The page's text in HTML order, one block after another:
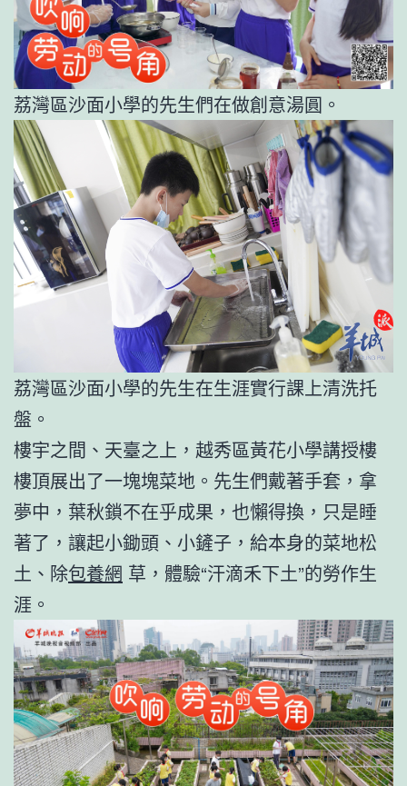
荔灣區沙面小學的先生們在做創意湯圓。
荔灣區沙面小學的先生在生涯實行課上清洗托
盤。
樓宇之間、天臺之上，越秀區黃花小學講授樓
樓頂展出了一塊塊菜地。先生們戴著手套，拿
夢中，葉秋鎖不在乎成果，也懶得換，只是睡
著了，讓起小鋤頭、小鏟子，給本身的菜地松
土、除包養網 草，體驗“汗滴禾下土”的勞作生
涯。